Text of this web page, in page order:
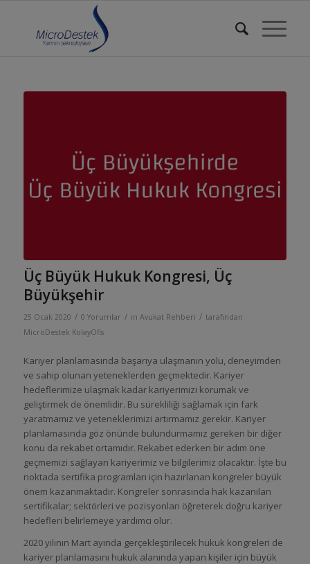
Üç Büyük Hukuk Kongresi, Üç
Büyükşehir
25 Ocak 2020 / 0 Yorumlar / in Avukat Rehberi / tarafından
MicroDestek KolayOfis
Kariyer planlamasında başarıya ulaşmanın yolu, deneyimden
ve sahip olunan yeteneklerden geçmektedir. Kariyer
hedeflerimize ulaşmak kadar kariyerimizi korumak ve
geliştirmek de önemlidir. Bu sürekliliği sağlamak için fark
yaratmamız ve yeteneklerimizi artırmamız gerekir. Kariyer
planlamasında göz önünde bulundurmamız gereken bir diğer
konu da rekabet ortamıdır. Rekabet ederken bir adım öne
geçmemizi sağlayan kariyerimiz ve bilgilerimiz olacaktır. İşte bu
noktada sertifika programları için hazırlanan kongreler büyük
önem kazanmaktadır. Kongreler sonrasında hak kazanılan
sertifikalar; sektörleri ve pozisyonları öğreterek doğru kariyer
hedefleri belirlemeye yardımcı olur.
2020 yılının Mart ayında gerçekleştirilecek hukuk kongreleri de
kariyer planlamasını hukuk alanında yapan kişiler için büyük